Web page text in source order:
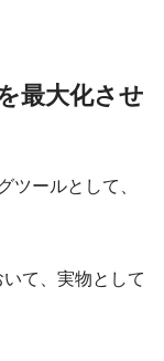
最大化させ
ツールとして、
て、実物として